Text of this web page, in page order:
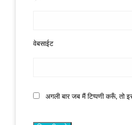
वेबसाईट
अगली बार जब मैं टिप्पणी करूँ, तो